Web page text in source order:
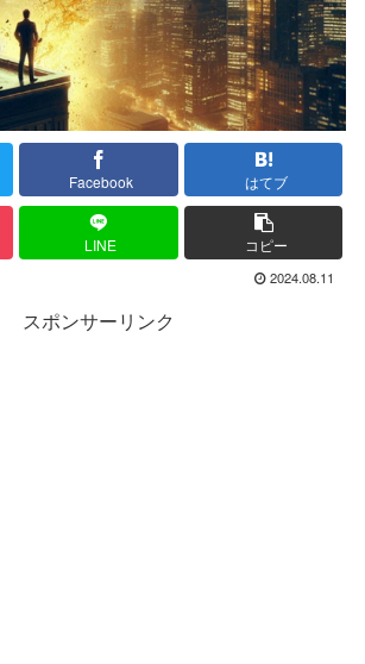
Facebook はてブ
LINE コピー
2024.08.11
スポンサーリンク